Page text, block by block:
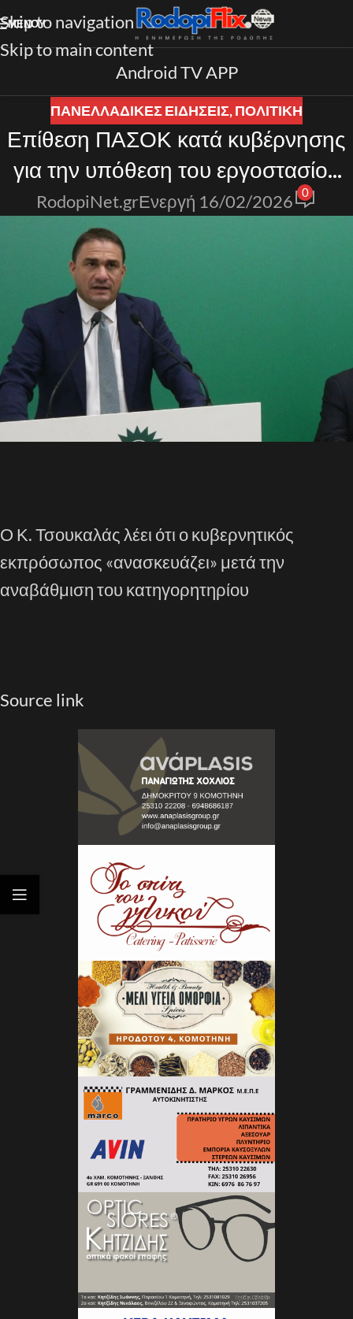
Skip to navigation
Skip to main content
ΜΕΝΟΎ
Android TV APP
ΠΑΝΕΛΛΑΔΙΚΈΣ ΕΙΔΉΣΕΙΣ,ΠΟΛΙΤΙΚΗ
Επίθεση ΠΑΣΟΚ κατά κυβέρνησης
για την υπόθεση του εργοστασίου
«Βιολάντα»
RodopiNet.grΕνεργή 16/02/2026 0
Ο Κ. Τσουκαλάς λέει ότι ο κυβερνητικός
εκπρόσωπος «ανασκευάζει» μετά την
αναβάθμιση του κατηγορητηρίου
Source link